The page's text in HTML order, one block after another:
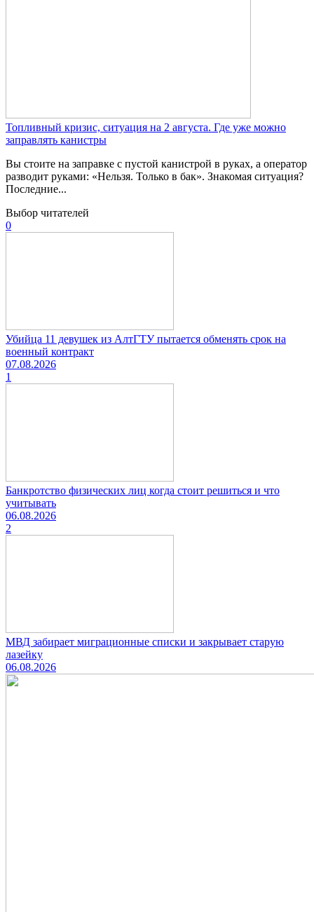
Топливный кризис, ситуация на 2 августа. Где уже можно
заправлять канистры
Вы стоите на заправке с пустой канистрой в руках, а оператор
разводит руками: «Нельзя. Только в бак». Знакомая ситуация?
Последние...
Выбор читателей
0
Убийца 11 девушек из АлтГТУ пытается обменять срок на
военный контракт
07.08.2026
1
Банкротство физических лиц когда стоит решиться и что
учитывать
06.08.2026
2
МВД забирает миграционные списки и закрывает старую
лазейку
06.08.2026